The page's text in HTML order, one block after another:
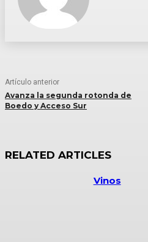
Artículo anterior
Avanza la segunda rotonda de
Boedo y Acceso Sur
RELATED ARTICLES
Vinos